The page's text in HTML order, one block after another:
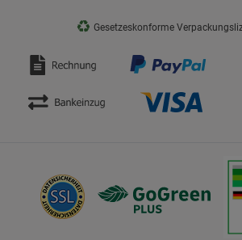
♻ Gesetzeskonforme